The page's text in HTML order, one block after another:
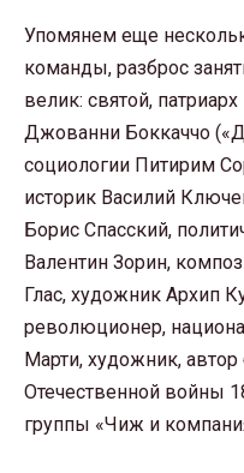
Упомянем еще
команды, разброс
велик: святой,
Джованни Боккаччо
социологии Питирим
историк Василий
Борис Спасский,
Валентин Зорин,
Глас, художник Архип
революционер,
Марти, художник,
Отечественной войны
группы «Чиж и